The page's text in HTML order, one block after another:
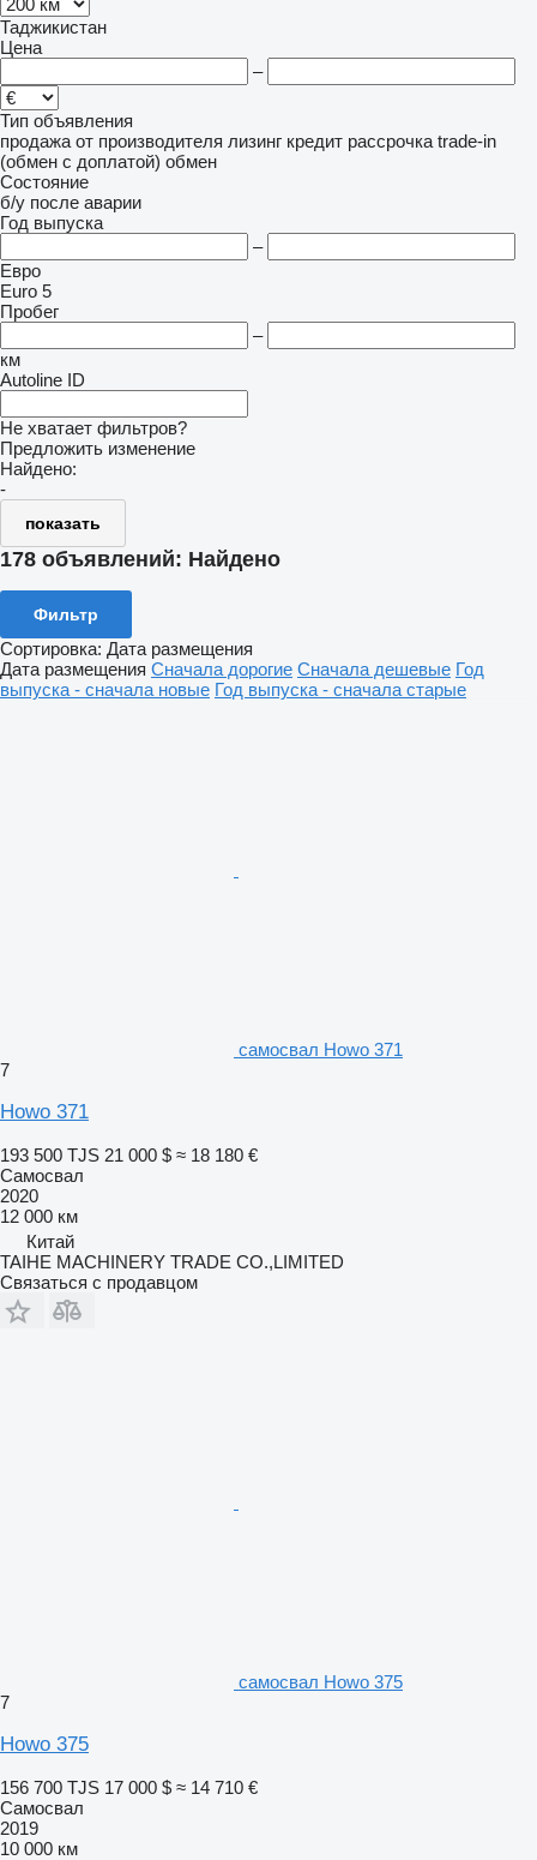
Таджикистан
Цена
–
Тип объявления
продажа от производителя лизинг кредит рассрочка trade-in
(обмен с доплатой) обмен
Состояние
б/у после аварии
Год выпуска
–
Евро
Euro 5
Пробег
–
км
Autoline ID
Не хватает фильтров?
Предложить изменение
Найдено:
-
показать
178 объявлений: Найдено
Фильтр
Сортировка: Дата размещения
Дата размещения Сначала дорогие Сначала дешевые Год
выпуска - сначала новые Год выпуска - сначала старые
самосвал Howo 371
7
Howo 371
193 500 TJS 21 000 $ ≈ 18 180 €
Самосвал
2020
12 000 км
Китай
TAIHE MACHINERY TRADE CO.,LIMITED
Связаться с продавцом
самосвал Howo 375
7
Howo 375
156 700 TJS 17 000 $ ≈ 14 710 €
Самосвал
2019
10 000 км